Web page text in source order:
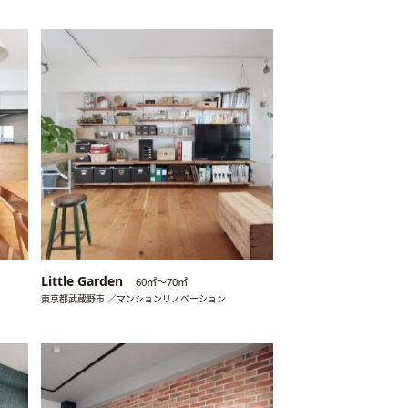
Little Garden 60㎡〜70㎡
東京都武蔵野市 ／マンションリノベーション